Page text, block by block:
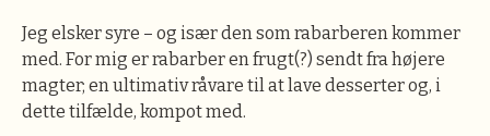
Jeg elsker syre – og især den som rabarberen kommer
med. For mig er rabarber en frugt(?) sendt fra højere
magter; en ultimativ råvare til at lave desserter og, i
dette tilfælde, kompot med.